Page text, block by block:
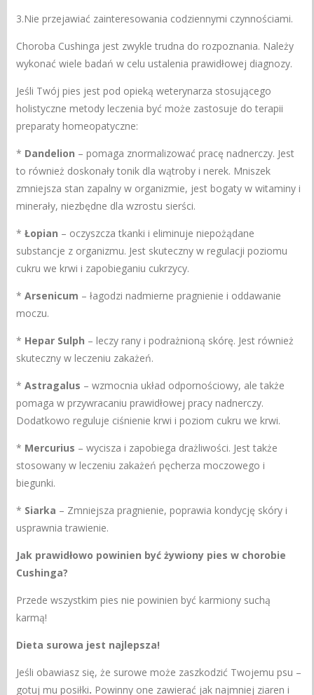
3.Nie przejawiać zainteresowania codziennymi czynnościami.
Choroba Cushinga jest zwykle trudna do rozpoznania. Należy
wykonać wiele badań w celu ustalenia prawidłowej diagnozy.
Jeśli Twój pies jest pod opieką weterynarza stosującego
holistyczne metody leczenia być może zastosuje do terapii
preparaty homeopatyczne:
* Dandelion – pomaga znormalizować pracę nadnerczy. Jest
to również doskonały tonik dla wątroby i nerek. Mniszek
zmniejsza stan zapalny w organizmie, jest bogaty w witaminy i
minerały, niezbędne dla wzrostu sierści.
*Łopian – oczyszcza tkanki i eliminuje niepożądane
substancje z organizmu. Jest skuteczny w regulacji poziomu
cukru we krwi i zapobieganiu cukrzycy.
*Arsenicum – łagodzi nadmierne pragnienie i oddawanie
moczu.
* Hepar Sulph – leczy rany i podrażnioną skórę. Jest również
skuteczny w leczeniu zakażeń.
*Astragalus – wzmocnia układ odpornościowy, ale także
pomaga w przywracaniu prawidłowej pracy nadnerczy.
Dodatkowo reguluje ciśnienie krwi i poziom cukru we krwi.
* Mercurius – wycisza i zapobiega drażliwości. Jest także
stosowany w leczeniu zakażeń pęcherza moczowego i
biegunki.
* Siarka – Zmniejsza pragnienie, poprawia kondycję skóry i
usprawnia trawienie.
Jak prawidłowo powinien być żywiony pies w chorobie
Cushinga?
Przede wszystkim pies nie powinien być karmiony suchą
karmą!
Dieta surowa jest najlepsza!
Jeśli obawiasz się, że surowe może zaszkodzić Twojemu psu –
gotuj mu posiłki. Powinny one zawierać jak najmniej ziaren i